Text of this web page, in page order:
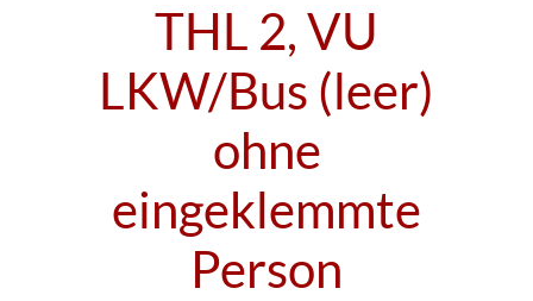
THL 2, VU
LKW/Bus (leer)
ohne
eingeklemmte
Person